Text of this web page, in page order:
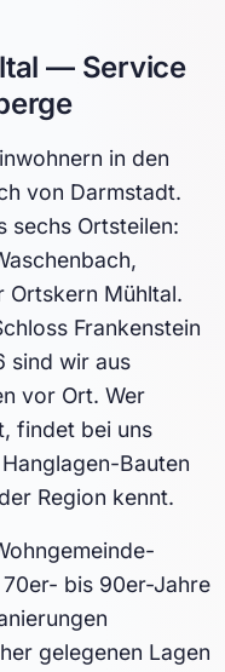
— Service
in den
von Darmstadt.
sechs Ortsteilen:
Ortskern Mühltal.
Frankenstein
sind wir aus
vor Ort. Wer
findet bei uns
Bauten
Region kennt.
bis 90er-Jahre
gelegenen Lagen